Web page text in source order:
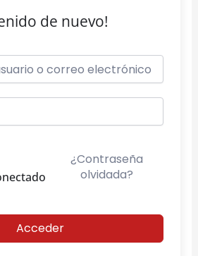
de nuevo!
¿Contraseña
olvidada?
Acceder